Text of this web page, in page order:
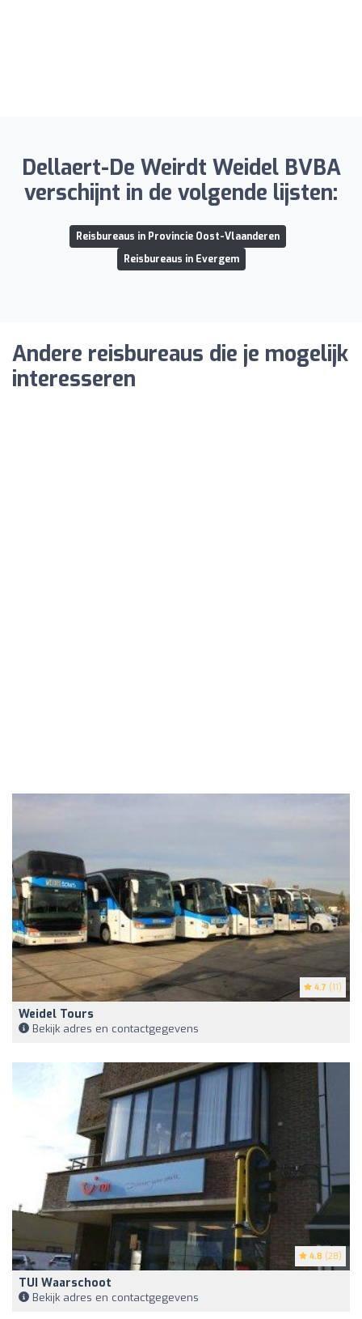
Dellaert-De Weirdt Weidel BVBA
verschijnt in de volgende lijsten:
Reisbureaus in Provincie Oost-Vlaanderen
Reisbureaus in Evergem
Andere reisbureaus die je mogelijk
interesseren
4.7 (11)
Weidel Tours
Bekijk adres en contactgegevens
4.8 (28)
TUI Waarschoot
Bekijk adres en contactgegevens